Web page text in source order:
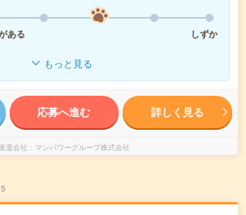
ある
しずか
もっと見る
応募へ進む 詳しく見る
遣会社 マンパワーグループ株式会社